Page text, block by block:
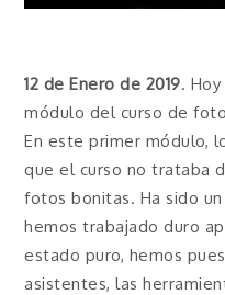
12 de Enero de 2019.
módulo del curso de
En este primer módulo,
que el curso no trataba
fotos bonitas. Ha sido
hemos trabajado duro
estado puro, hemos
asistentes, las